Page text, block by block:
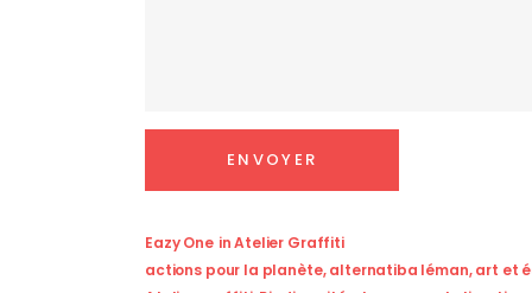
Eazy One inAtelier Graffiti
actions pour la planète,alternatiba léman,art et